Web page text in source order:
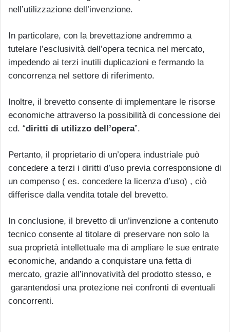
nell’utilizzazione dell’invenzione.
In particolare, con la brevettazione andremmo a
tutelare l’esclusività dell’opera tecnica nel mercato,
impedendo ai terzi inutili duplicazioni e fermando la
concorrenza nel settore di riferimento.
Inoltre, il brevetto consente di implementare le risorse
economiche attraverso la possibilità di concessione dei
cd. “diritti di utilizzo dell’opera”.
Pertanto, il proprietario di un’opera industriale può
concedere a terzi i diritti d’uso previa corresponsione di
un compenso ( es. concedere la licenza d’uso) , ciò
differisce dalla vendita totale del brevetto.
In conclusione, il brevetto di un’invenzione a contenuto
tecnico consente al titolare di preservare non solo la
sua proprietà intellettuale ma di ampliare le sue entrate
economiche, andando a conquistare una fetta di
mercato, grazie all’innovatività del prodotto stesso, e
garantendosi una protezione nei confronti di eventuali
concorrenti.